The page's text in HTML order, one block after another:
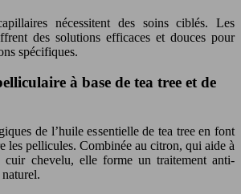
nécessitent des soins ciblés. Les
des solutions efficaces et douces pour
spécifiques.
à base de tea tree et de
de l’huile essentielle de tea tree en font
les pellicules. Combinée au citron, qui aide à
chevelu, elle forme un traitement anti-